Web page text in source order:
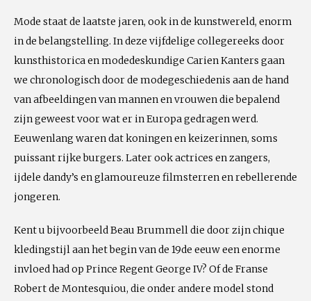
Mode staat de laatste jaren, ook in de kunstwereld, enorm
in de belangstelling. In deze vijfdelige collegereeks door
kunsthistorica en modedeskundige Carien Kanters gaan
we chronologisch door de modegeschiedenis aan de hand
van afbeeldingen van mannen en vrouwen die bepalend
zijn geweest voor wat er in Europa gedragen werd.
Eeuwenlang waren dat koningen en keizerinnen, soms
puissant rijke burgers. Later ook actrices en zangers,
ijdele dandy’s en glamoureuze filmsterren en rebellerende
jongeren.
Kent u bijvoorbeeld Beau Brummell die door zijn chique
kledingstijl aan het begin van de 19de eeuw een enorme
invloed had op Prince Regent George IV? Of de Franse
Robert de Montesquiou, die onder andere model stond